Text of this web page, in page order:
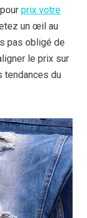
prix votre
un œil au
pas obligé de
le prix sur
tendances du